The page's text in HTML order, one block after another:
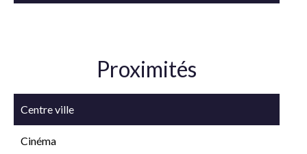
Proximités
Centre ville
Cinéma